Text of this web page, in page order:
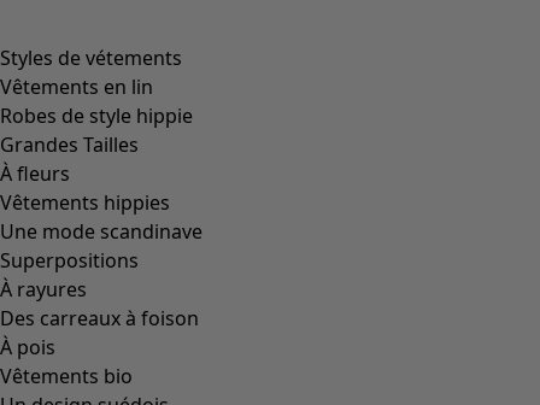
Styles de vétements
Vêtements en lin
Robes de style hippie
Grandes Tailles
À fleurs
Vêtements hippies
Une mode scandinave
Superpositions
À rayures
Des carreaux à foison
À pois
Vêtements bio